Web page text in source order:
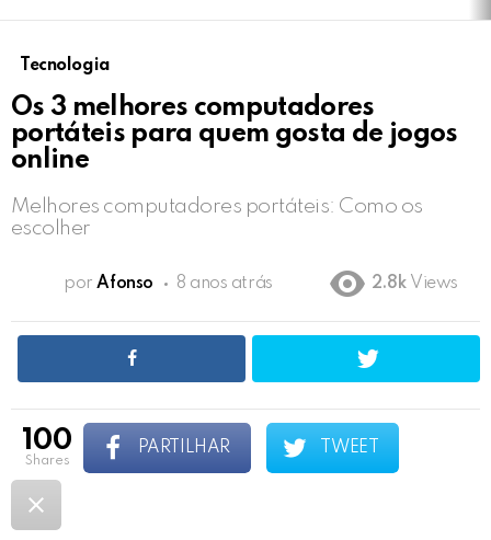
Tecnologia
Os 3 melhores computadores
portáteis para quem gosta de jogos
online
Melhores computadores portáteis: Como os
escolher
por Afonso 8 anos atrás 2.8k Views
100
shares
PARTILHAR TWEET